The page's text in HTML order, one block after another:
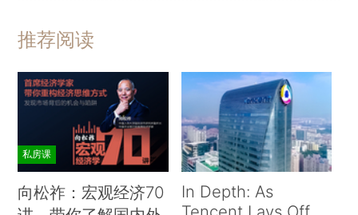
推荐阅读
私房课
向松祚：宏观经济70
In Depth: As